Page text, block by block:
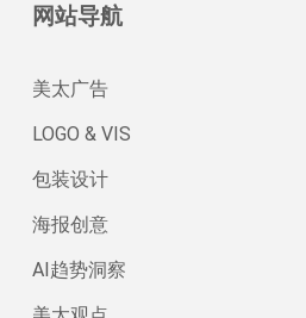
网站导航
美太广告
LOGO & VIS
包装设计
海报创意
AI趋势洞察